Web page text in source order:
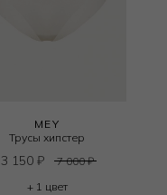
MEY
Трусы хипстер
3 150 ₽ 7 000₽
+ 1 цвет